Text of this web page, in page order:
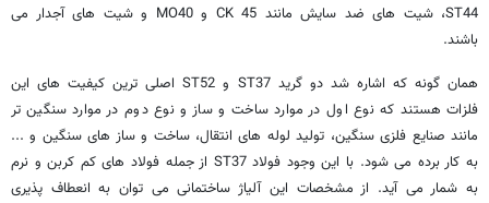
ST44، شیت های ضد سایش مانند CK 45 و MO40 و شیت های آجدار می
باشند.
همان گونه که اشاره شد دو گرید ST37 و ST52 اصلی ترین کیفیت های این
فلزات هستند که نوع اول در موارد ساخت و ساز و نوع دوم در موارد سنگین تر
مانند صنایع فلزی سنگین، تولید لوله های انتقال، ساخت و ساز های سنگین و ...
به کار برده می شود. با این وجود فولاد ST37 از جمله فولاد های کم کربن و نرم
به شمار می آید. از مشخصات این آلیاژ ساختمانی می توان به انعطاف پذیری